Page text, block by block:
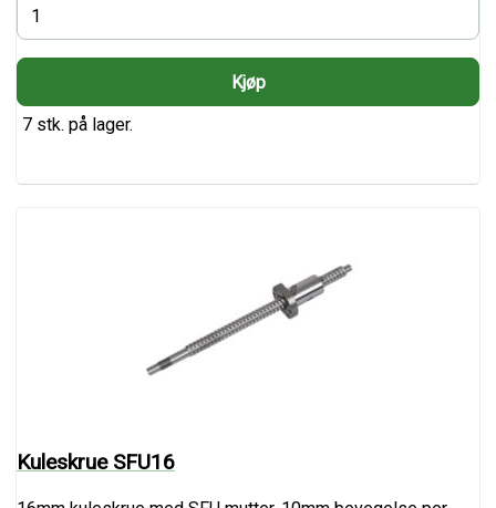
7 stk. på lager.
Kuleskrue SFU16